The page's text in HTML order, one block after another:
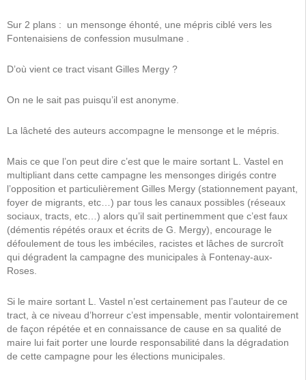
Sur 2 plans : un mensonge éhonté, une mépris ciblé vers les
Fontenaisiens de confession musulmane .
D’où vient ce tract visant Gilles Mergy ?
On ne le sait pas puisqu’il est anonyme.
La lâcheté des auteurs accompagne le mensonge et le mépris.
Mais ce que l’on peut dire c’est que le maire sortant L. Vastel en
multipliant dans cette campagne les mensonges dirigés contre
l’opposition et particulièrement Gilles Mergy (stationnement payant,
foyer de migrants, etc…) par tous les canaux possibles (réseaux
sociaux, tracts, etc…) alors qu’il sait pertinemment que c’est faux
(démentis répétés oraux et écrits de G. Mergy), encourage le
défoulement de tous les imbéciles, racistes et lâches de surcroît
qui dégradent la campagne des municipales à Fontenay-aux-
Roses.
Si le maire sortant L. Vastel n’est certainement pas l’auteur de ce
tract, à ce niveau d’horreur c’est impensable, mentir volontairement
de façon répétée et en connaissance de cause en sa qualité de
maire lui fait porter une lourde responsabilité dans la dégradation
de cette campagne pour les élections municipales.